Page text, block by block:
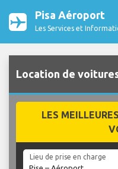
Pisa Aéroport
Les Services et
Location de
LES
Lieu de prise en charge